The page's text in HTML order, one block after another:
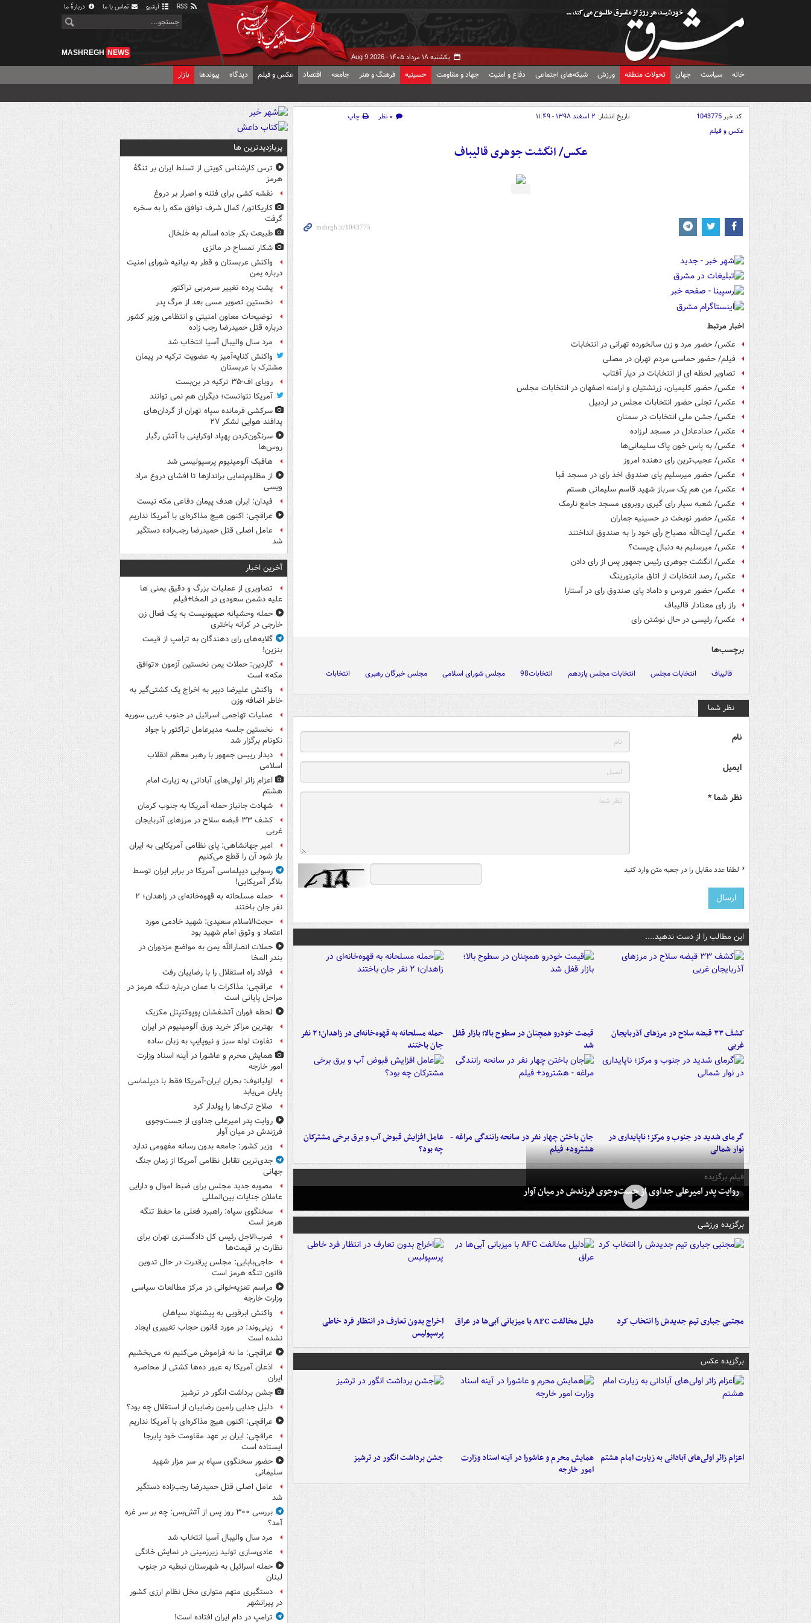
آرشیو تماس با ما دربارهٔ ما
یکشنبه ۱۸ مرداد ۱۴۰۵ - Aug 9 2026
MASHREGH NEWS
خانه سیاست جهان تحولات منطقه ورزش شبکه‌های اجتماعی دفاع و امنیت جهاد و مقاومت حسینیه فرهنگ و هنر جامعه اقتصاد عکس و فیلم دیدگاه پیوندها بازار
کد خبر1043775 تاریخ انتشار: ۲ اسفند ۱۳۹۸ - ۱۱:۴۹ ۰ نظر
چاپ
عکس و فیلم
عکس/ انگشت جوهری قالیباف
اخبار مرتبط
عکس/ حضور مرد و زن سالخورده تهرانی در انتخابات
فیلم/ حضور حماسی مردم تهران در مصلی
تصاویر لحظه ای از انتخابات در دیار آفتاب
عکس/ حضور کلیمیان، زرتشتیان و ارامنه اصفهان در انتخابات مجلس
عکس/ تجلی حضور انتخابات مجلس در اردبیل
عکس/ جشن ملی انتخابات در سمنان
عکس/ حدادعادل در مسجد لرزاده
عکس/ به پاس خون پاک سلیمانی‌ها
عکس/ عجیب‌ترین رای دهنده امروز
عکس/ حضور میرسلیم پای صندوق اخذ رای در مسجد قبا
عکس/ من هم یک سرباز شهید قاسم سلیمانی هستم
عکس/ شعبه سیار رای گیری روبروی مسجد جامع نارمک
عکس/ حضور نوبخت در حسینیه جماران
عکس/ آیت‌الله مصباح رأی خود را به صندوق انداختند
عکس/ میرسلیم به دنبال چیست؟
عکس/ انگشت جوهری رئیس جمهور پس از رای دادن
عکس/ رصد انتخابات از اتاق مانیتورینگ
عکس/ حضور عروس و داماد پای صندوق رای در آستارا
راز رای معنادار قالیباف
عکس/ رئیسی در حال نوشتن رای
برچسب‌ها
قالیباف انتخابات مجلس انتخابات مجلس یازدهم انتخابات98 مجلس شورای اسلامی مجلس خبرگان رهبری انتخابات
نظر شما
نام
ایمیل
نظر شما *
* لطفا عدد مقابل را در جعبه متن وارد کنید
این مطالب را از دست ندهید....
کشف ۳۳ قبضه سلاح در مرزهای آذربایجان
غربی
قیمت خودرو همچنان در سطوح بالا؛ بازار قفل
شد
حمله مسلحانه به قهوه‌خانه‌ای در زاهدان؛ ۲ نفر
جان باختند
گرمای شدید در جنوب و مرکز؛ ناپایداری در
نوار شمالی
جان باختن چهار نفر در سانحه رانندگی مراغه -
هشترود+ فیلم
عامل افزایش قبوض آب و برق برخی مشترکان
چه بود؟
فیلم برگزیده
روایت پدر امیرعلی جداوی از جست‌وجوی فرزندش در میان آوار
برگزیده ورزشی
مجتبی جباری تیم جدیدش را انتخاب کرد دلیل مخالفت AFC با میزبانی آبی‌ها در عراق
اخراج بدون تعارف در انتظار فرد خاطی
پرسپولیس
برگزیده عکس
اعزام زائر اولی‌های آبادانی به زیارت امام هشتم همایش محرم و عاشورا در آینه اسناد وزارت
امور خارجه
جشن برداشت انگور در ترشیز
پربازدیدترین ها
ترس کارشناس کویتی از تسلط ایران بر تنگۀ
هرمز
نقشه کشی برای فتنه و اصرار بر دروغ
کاریکاتور/ کمال شرف توافق مکه را به سخره
گرفت
طبیعت بکر جاده اسالم به خلخال
شکار تمساح در مالزی
واکنش عربستان و قطر به بیانیه شورای امنیت
درباره یمن
پشت پرده تغییر سرمربی تراکتور
نخستین تصویر مسی بعد از مرگ پدر
توضیحات معاون امنیتی و انتظامی وزیر کشور
درباره قتل حمیدرضا رجب زاده
مرد سال والیبال آسیا انتخاب شد
واکنش کنایه‌آمیز به عضویت ترکیه در پیمان
مشترک با عربستان
رویای اف-۳۵ ترکیه در بن‌بست
آمریکا نتوانست؛ دیگران هم نمی توانند
سرکشی فرمانده سپاه تهران از گردان‌های
پدافند هوایی لشکر ۲۷
سرنگون‌کردن پهپاد اوکراینی با آتش رگبار
روس‌ها
هافبک آلومینیوم پرسپولیسی شد
از مظلوم‌نمایی براندازها تا افشای دروغ مراد
ویسی
فیدان: ایران هدف پیمان دفاعی مکه نیست
عراقچی: اکنون هیچ مذاکره‌ای با آمریکا نداریم
عامل اصلی قتل حمیدرضا رجب‌زاده دستگیر
شد
آخرین اخبار
تصاویری از عملیات بزرگ و دقیق یمنی ها
علیه دشمن سعودی در المخا+فیلم
حمله وحشیانه صهیونیست به یک فعال زن
خارجی در کرانه باختری
گلایه‌های رای دهندگان به ترامپ از قیمت
بنزین!
گاردین: حملات یمن نخستین آزمون «توافق
مکه» است
واکنش علیرضا دبیر به اخراج یک کشتی‌گیر به
خاطر اضافه وزن
عملیات تهاجمی اسرائیل در جنوب غربی سوریه
نخستین جلسه مدیرعامل تراکتور با جواد
نکونام برگزار شد
دیدار رییس جمهور با رهبر معظم انقلاب
اسلامی
اعزام زائر اولی‌های آبادانی به زیارت امام
هشتم
شهادت جانباز حمله آمریکا به جنوب کرمان
کشف ۳۳ قبضه سلاح در مرزهای آذربایجان
غربی
امیر جهانشاهی: پای نظامی آمریکایی به ایران
باز شود آن را قطع می‌کنیم
رسوایی دیپلماسی آمریکا در برابر ایران توسط
بلاگر آمریکایی!
حمله مسلحانه به قهوه‌خانه‌ای در زاهدان؛ ۲
نفر جان باختند
حجت‌الاسلام سعیدی: شهید خادمی مورد
اعتماد و وثوق امام شهید بود
حملات انصارالله یمن به مواضع مزدوران در
بندر المخا
فولاد راه استقلال را با رضاییان رفت
عراقچی: مذاکرات با عمان درباره تنگه هرمز در
مراحل پایانی است
لحظه فوران آتشفشان پوپوکتپتل مکزیک
بهترین مراکز خرید ورق آلومینیوم در ایران
تفاوت لوله سبز و نیوپایپ به زبان ساده
همایش محرم و عاشورا در آینه اسناد وزارت
امور خارجه
اولیانوف: بحران ایران-آمریکا فقط با دیپلماسی
پایان می‌یابد
صلاح ترک‌ها را پولدار کرد
روایت پدر امیرعلی جداوی از جست‌وجوی
فرزندش در میان آوار
وزیر کشور: جامعه بدون رسانه مفهومی ندارد
جدی‌ترین تقابل نظامی آمریکا از زمان جنگ
جهانی
مصوبه جدید مجلس برای ضبط اموال و دارایی
عاملان جنایات بین‌المللی
سخنگوی سپاه: راهبرد فعلی ما حفظ تنگه
هرمز است
ضرب‌الاجل رئیس کل دادگستری تهران برای
نظارت بر قیمت‌ها
حاجی‌بابایی: مجلس پرقدرت در حال تدوین
قانون تنگه هرمز است
مراسم تعزیه‌خوانی در مرکز مطالعات سیاسی
وزارت خارجه
واکنش ابرقویی به پیشنهاد سپاهان
زینی‌وند: در مورد قانون حجاب تغییری ایجاد
نشده است
عراقچی: ما نه فراموش می‌کنیم نه می‌بخشیم
اذعان آمریکا به عبور ده‌ها کشتی از محاصره
ایران
جشن برداشت انگور در ترشیز
دلیل جدایی رامین رضاییان از استقلال چه بود؟
عراقچی: اکنون هیچ مذاکره‌ای با آمریکا نداریم
عراقچی: ایران بر عهد مقاومت خود پابرجا
ایستاده است
حضور سخنگوی سپاه بر سر مزار شهید
سلیمانی
عامل اصلی قتل حمیدرضا رجب‌زاده دستگیر
شد
بررسی ۳۰۰ روز پس از آتش‌بس: چه بر سر غزه
آمد؟
مرد سال والیبال آسیا انتخاب شد
عادی‌سازی تولید زیرزمینی در نمایش خانگی
حمله اسرائیل به شهرستان نبطیه در جنوب
لبنان
دستگیری متهم متواری مخل نظام ارزی کشور
در پیرانشهر
ترامپ در دام ایران افتاده است!